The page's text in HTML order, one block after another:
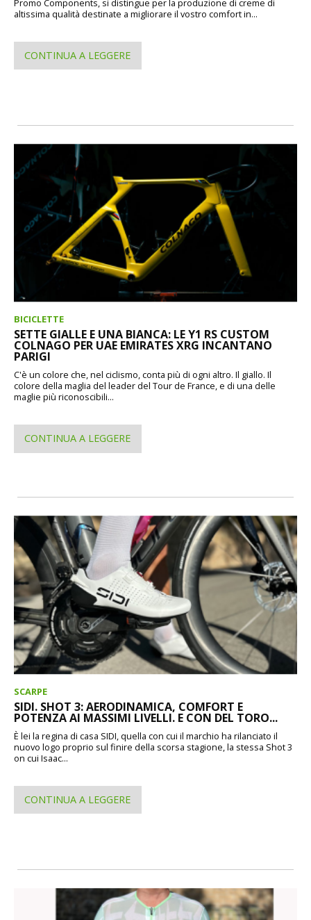
altissima qualità destinate a migliorare il vostro comfort in...
CONTINUA A LEGGERE
BICICLETTE
SETTE GIALLE E UNA BIANCA: LE Y1 RS CUSTOM
COLNAGO PER UAE EMIRATES XRG INCANTANO
PARIGI
C'è un colore che, nel ciclismo, conta più di ogni altro. Il giallo. Il
colore della maglia del leader del Tour de France, e di una delle
maglie più riconoscibili...
CONTINUA A LEGGERE
SCARPE
SIDI. SHOT 3: AERODINAMICA, COMFORT E
POTENZA AI MASSIMI LIVELLI. E CON DEL TORO...
È lei la regina di casa SIDI, quella con cui il marchio ha rilanciato il
nuovo logo proprio sul finire della scorsa stagione, la stessa Shot 3
on cui Isaac...
CONTINUA A LEGGERE